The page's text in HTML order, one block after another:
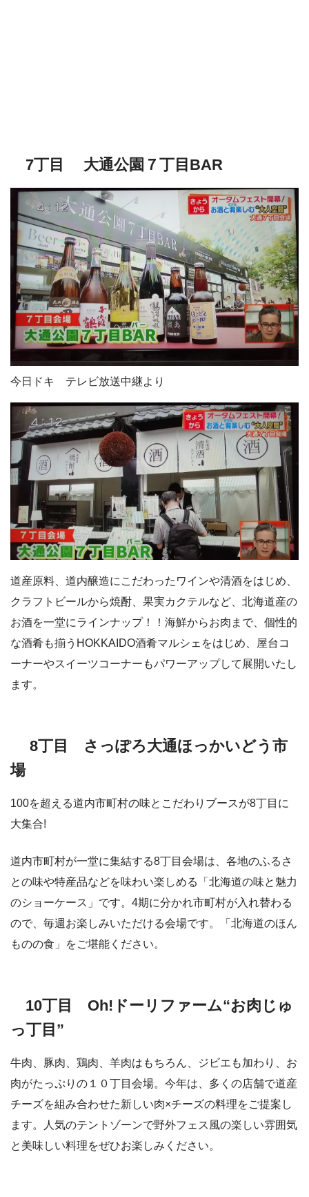
7丁目 大通公園７丁目BAR
今日ドキ テレビ放送中継より
道産原料、道内醸造にこだわったワインや清酒をはじめ、
クラフトビールから焼酎、果実カクテルなど、北海道産の
お酒を一堂にラインナップ！！海鮮からお肉まで、個性的
な酒肴も揃うHOKKAIDO酒肴マルシェをはじめ、屋台コ
ーナーやスイーツコーナーもパワーアップして展開いたし
ます。
8丁目 さっぽろ大通ほっかいどう市
場
100を超える道内市町村の味とこだわりブースが8丁目に
大集合!
道内市町村が一堂に集結する8丁目会場は、各地のふるさ
との味や特産品などを味わい楽しめる「北海道の味と魅力
のショーケース」です。4期に分かれ市町村が入れ替わる
ので、毎週お楽しみいただける会場です。「北海道のほん
ものの食」をご堪能ください。
10丁目 Oh!ドーリファーム“お肉じゅ
っ丁目”
牛肉、豚肉、鶏肉、羊肉はもちろん、ジビエも加わり、お
肉がたっぷりの１０丁目会場。今年は、多くの店舗で道産
チーズを組み合わせた新しい肉×チーズの料理をご提案し
ます。人気のテントゾーンで野外フェス風の楽しい雰囲気
と美味しい料理をぜひお楽しみください。